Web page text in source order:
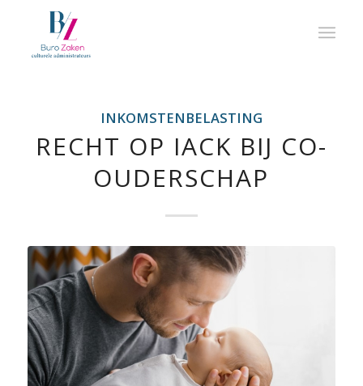
INKOMSTENBELASTING
RECHT OP IACK BIJ CO-
OUDERSCHAP